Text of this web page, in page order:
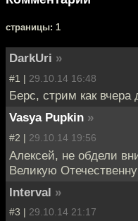
cтраницы: 1
DarkUri »
#1 | 29.10.14 16:48
Берс, стрим как вчера
Vasya Pupkin »
#2 | 29.10.14 19:56
Алексей, не обдели
Великую
Interval »
#3 | 29.10.14 21:17